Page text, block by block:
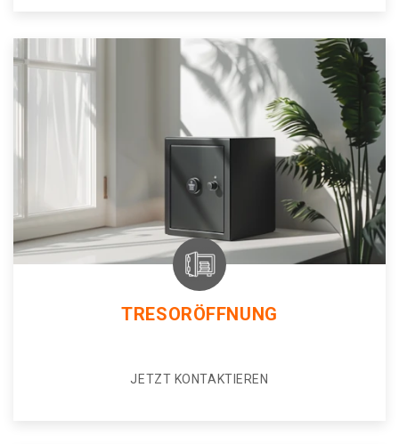
TRESORÖFFNUNG
JETZT KONTAKTIEREN